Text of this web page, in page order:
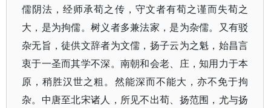
儒阴法，经师承荀之传，守文者有荀之谨而失荀之
大，是为拘儒。树义者多兼法家，是为杂儒。又有驳
杂无旨，徒供文辞者为文儒，扬子云为之魁，始昌言
衷于一圣而其学不深。南朝和会老、庄，知用力于本
原，稍胜汉世之粗。然能深而不能大，亦不免于拘
杂。中唐至北宋诸人，所见不出荀、扬范围，尤与扬